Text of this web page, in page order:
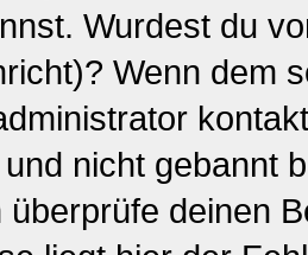
Wurdest du
Wenn dem
nicht gebannt
überprüfe deinen